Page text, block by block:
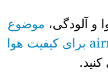
و آلودگی، موضوع
راهنمای airnow برای کیفیت هوا